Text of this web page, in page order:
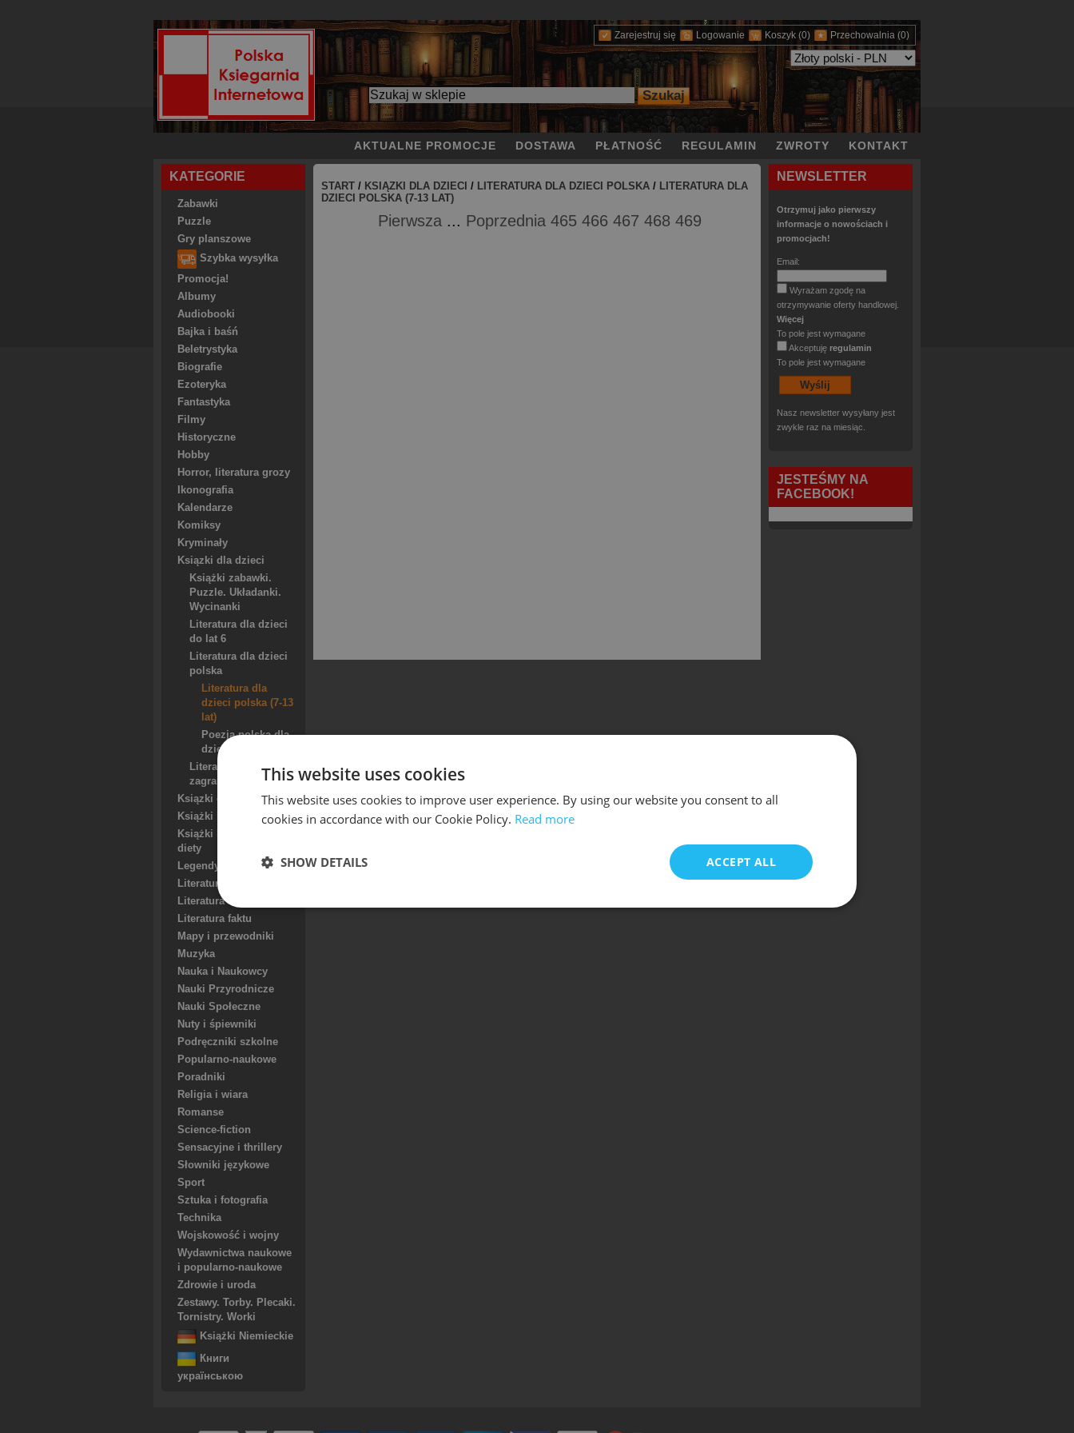
Zarejestruj się Logowanie Koszyk (0) Przechowalnia (0)
AKTUALNE PROMOCJE DOSTAWA PŁATNOŚĆ REGULAMIN ZWROTY KONTAKT
KATEGORIE
Zabawki
Puzzle
Gry planszowe
Szybka wysyłka
Promocja!
Albumy
Audiobooki
Bajka i baśń
Beletrystyka
Biografie
Ezoteryka
Fantastyka
Filmy
Historyczne
Hobby
Horror, literatura grozy
Ikonografia
Kalendarze
Komiksy
Kryminały
Ksiązki dla dzieci
Książki zabawki.
Puzzle. Układanki.
Wycinanki
Literatura dla dzieci
do lat 6
Literatura dla dzieci
polska
Literatura dla
dzieci polska (7-13
lat)
Poezja polska dla
dzieci
Literatura dla dzieci
zagraniczna
Ksiązki dla młodzieży
Książki kucharskie
Książki kucharskie i
diety
Legendy, podania, mity
Literatura
Literatura erotyczna
Literatura faktu
Mapy i przewodniki
Muzyka
Nauka i Naukowcy
Nauki Przyrodnicze
Nauki Społeczne
Nuty i śpiewniki
Podręczniki szkolne
Popularno-naukowe
Poradniki
Religia i wiara
Romanse
Science-fiction
Sensacyjne i thrillery
Słowniki językowe
Sport
Sztuka i fotografia
Technika
Wojskowość i wojny
Wydawnictwa naukowe
i popularno-naukowe
Zdrowie i uroda
Zestawy. Torby. Plecaki.
Tornistry. Worki
Książki Niemieckie
Книги
українською
START / KSIĄZKI DLA DZIECI / LITERATURA DLA DZIECI POLSKA / LITERATURA DLA
DZIECI POLSKA (7-13 LAT)
Pierwsza ... Poprzednia 465 466 467 468 469
NEWSLETTER
Otrzymuj jako pierwszy
informacje o nowościach i
promocjach!
Email:
Wyrażam zgodę na
otrzymywanie oferty handlowej.
Więcej
To pole jest wymagane
Akceptuję regulamin
To pole jest wymagane
Nasz newsletter wysyłany jest
zwykle raz na miesiąc.
JESTEŚMY NA
FACEBOOK!
This website uses cookies
This website uses cookies to improve user experience. By using our website you consent to all
cookies in accordance with our Cookie Policy. Read more
ACCEPT ALL
SHOW DETAILS